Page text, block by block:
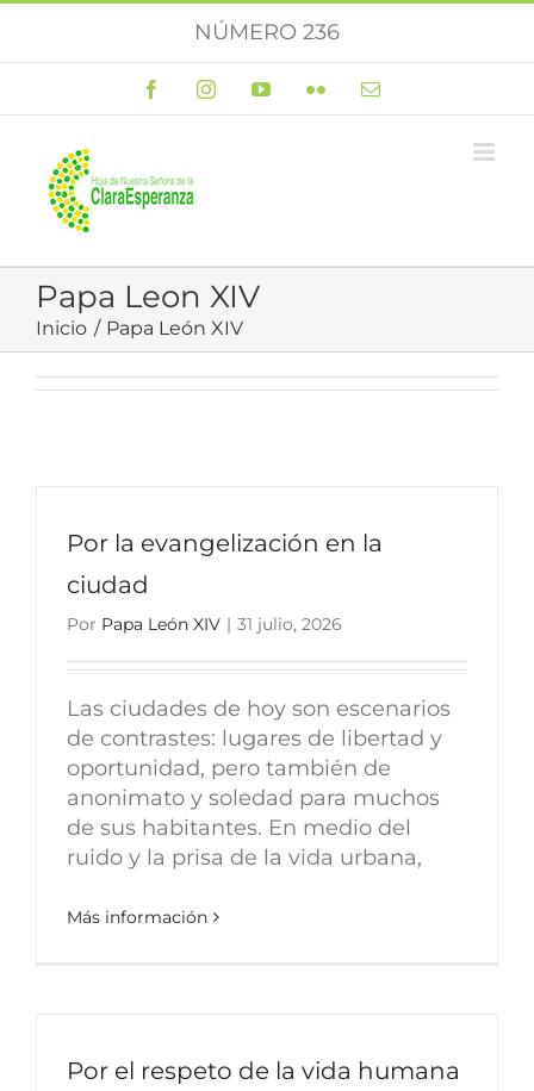
NÚMERO 236
FacebookInstagramYouTubeFlickr Correo
Papa Leon XIV
Inicio Papa León XIV
Por la evangelización en la
ciudad
Por Papa León XIV | 31 julio, 2026
Las ciudades de hoy son escenarios
de contrastes: lugares de libertad y
oportunidad, pero también de
anonimato y soledad para muchos
de sus habitantes. En medio del
ruido y la prisa de la vida urbana,
Más información
Por el respeto de la vida humana